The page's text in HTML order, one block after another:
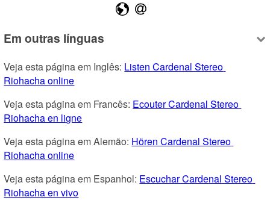
Em outras línguas
Veja esta página em Inglês: Listen Cardenal Stereo
Riohacha online
Veja esta página em Francês: Ecouter Cardenal Stereo
Riohacha en ligne
Veja esta página em Alemão: Hören Cardenal Stereo
Riohacha online
Veja esta página em Espanhol: Escuchar Cardenal Stereo
Riohacha en vivo